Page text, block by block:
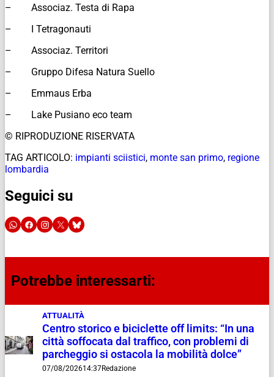
– Associaz. Testa di Rapa
– I Tetragonauti
– Associaz. Territori
– Gruppo Difesa Natura Suello
– Emmaus Erba
– Lake Pusiano eco team
© RIPRODUZIONE RISERVATA
TAG ARTICOLO: impianti sciistici, monte san primo, regione
lombardia
Seguici su
Potrebbe interessarti:
ATTUALITÀ
Centro storico e biciclette off limits: “In una
città soffocata dal traffico, con problemi di
parcheggio si ostacola la mobilità dolce”
07/08/202614:37Redazione